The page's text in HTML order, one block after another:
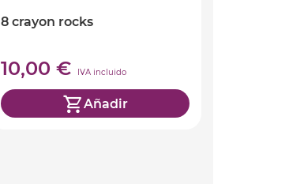
8 crayon rocks
10,00 € IVA incluido
Añadir